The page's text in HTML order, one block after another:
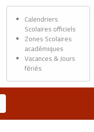
Calendriers
Scolaires officiels
Zones Scolaires
académiques
Vacances & Jours
fériés